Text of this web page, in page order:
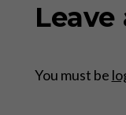
Leave
You must be